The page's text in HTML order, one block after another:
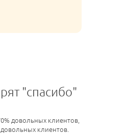
"спасибо"
довольных клиентов,
клиентов.